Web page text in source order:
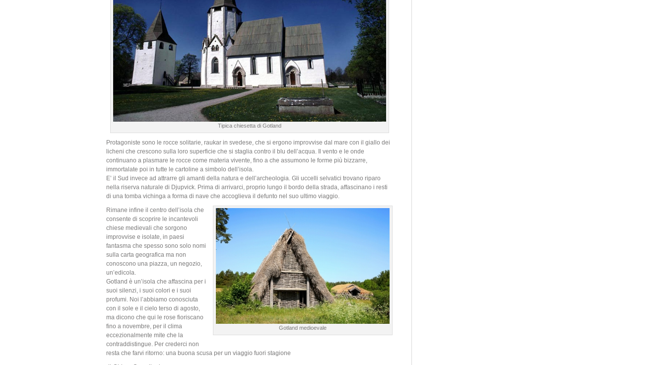
Tipica chiesetta di Gotland
Protagoniste sono le rocce solitarie, raukar in svedese, che si ergono improvvise dal mare con il giallo dei
licheni che crescono sulla loro superficie che si staglia contro il blu dell’acqua. Il vento e le onde
continuano a plasmare le rocce come materia vivente, fino a che assumono le forme più bizzarre,
immortalate poi in tutte le cartoline a simbolo dell’isola.
E’ il Sud invece ad attrarre gli amanti della natura e dell’archeologia. Gli uccelli selvatici trovano riparo
nella riserva naturale di Djupvick. Prima di arrivarci, proprio lungo il bordo della strada, affascinano i resti
di una tomba vichinga a forma di nave che accoglieva il defunto nel suo ultimo viaggio.
Gotland medioevale
Rimane infine il centro dell’isola che
consente di scoprire le incantevoli
chiese medievali che sorgono
improvvise e isolate, in paesi
fantasma che spesso sono solo nomi
sulla carta geografica ma non
conoscono una piazza, un negozio,
un’edicola.
Gotland è un’isola che affascina per i
suoi silenzi, i suoi colori e i suoi
profumi. Noi l’abbiamo conosciuta
con il sole e il cielo terso di agosto,
ma dicono che qui le rose fioriscano
fino a novembre, per il clima
eccezionalmente mite che la
contraddistingue. Per crederci non
resta che farvi ritorno: una buona scusa per un viaggio fuori stagione